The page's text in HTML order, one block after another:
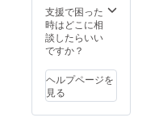
支援で困った
時はどこに相
談したらいい
ですか？
ヘルプページを
見る